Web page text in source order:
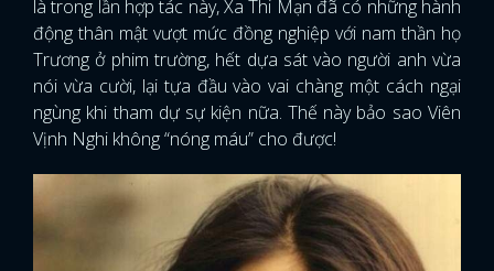
là trong lần hợp tác này, Xa Thi Mạn đã có những hành
động thân mật vượt mức đồng nghiệp với nam thần họ
Trương ở phim trường, hết dựa sát vào người anh vừa
nói vừa cười, lại tựa đầu vào vai chàng một cách ngại
ngùng khi tham dự sự kiện nữa. Thế này bảo sao Viên
Vịnh Nghi không “nóng máu” cho được!